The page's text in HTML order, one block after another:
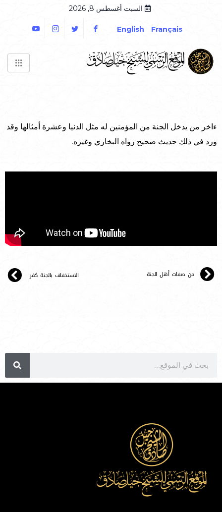
السبت أغسطس 8, 2026
Français
English
ءاخر من يدخل الجنة من المؤمنين له مثل الدنيا وعشرة أمثالها وقد
ورد في ذلك حديث صحيح رواه البخاري وغيره.
من صفات أهل الجنة الاستخفاف بالجنة كفر